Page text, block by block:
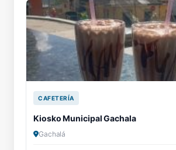
CAFETERÍA
Kiosko Municipal Gachala
Gachalá